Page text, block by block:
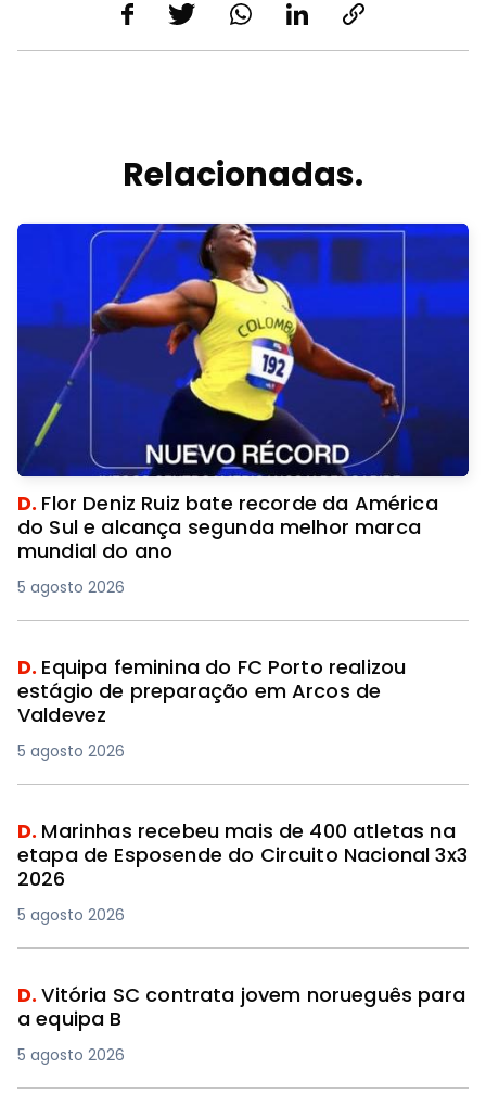
Relacionadas.
D. Flor Deniz Ruiz bate recorde da América
do Sul e alcança segunda melhor marca
mundial do ano
5 agosto 2026
D. Equipa feminina do FC Porto realizou
estágio de preparação em Arcos de
Valdevez
5 agosto 2026
D. Marinhas recebeu mais de 400 atletas na
etapa de Esposende do Circuito Nacional 3x3
2026
5 agosto 2026
D.Vitória SC contrata jovem norueguês para
a equipa B
5 agosto 2026